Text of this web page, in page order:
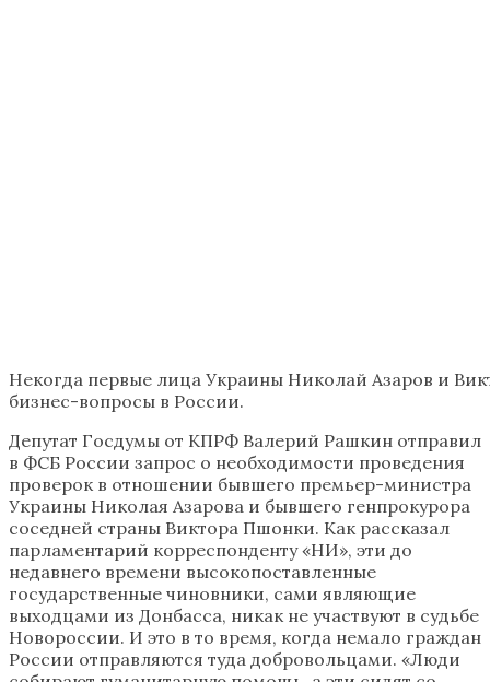
Некогда первые лица Украины Николай Азаров и
бизнес-вопросы в России.
Депутат Госдумы от КПРФ Валерий Рашкин отправил
в ФСБ России запрос о необходимости проведения
проверок в отношении бывшего премьер-министра
Украины Николая Азарова и бывшего генпрокурора
соседней страны Виктора Пшонки. Как рассказал
парламентарий корреспонденту «НИ», эти до
недавнего времени высокопоставленные
государственные чиновники, сами являющие
выходцами из Донбасса, никак не участвуют в судьбе
Новороссии. И это в то время, когда немало граждан
России отправляются туда добровольцами. «Люди